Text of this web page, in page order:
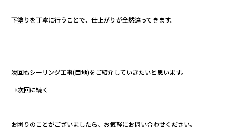
下塗りを丁寧に行うことで、仕上がりが全然違ってきます。
次回もシーリング工事(目地)をご紹介していきたいと思います。
→次回に続く
お困りのことがございましたら、お気軽にお問い合わせください。